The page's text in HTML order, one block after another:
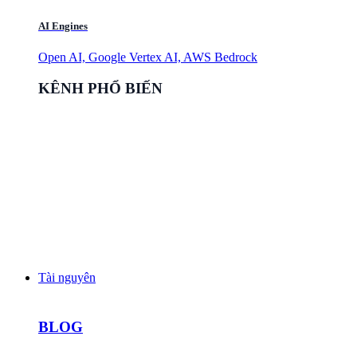
AI Engines
Open AI, Google Vertex AI, AWS Bedrock
KÊNH PHỔ BIẾN
Tài nguyên
BLOG